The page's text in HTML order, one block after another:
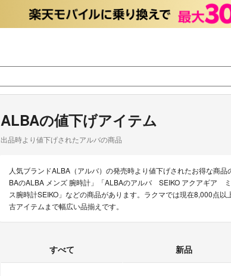
ALBAの値下げアイテム
出品時より値下げされたアルバの商品
人気ブランドALBA（アルバ）の発売時より値下げされたお得な商
BAのALBA メンズ 腕時計」「ALBAのアルバ SEIKO アクアギア
ス腕時計SEIKO」などの商品があります。ラクマでは現在8,000点
古アイテムまで幅広い品揃えです。
すべて 新品